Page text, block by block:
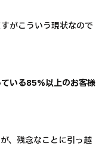
がこういう現状なので
いる85％以上のお客様
、残念なことに引っ越